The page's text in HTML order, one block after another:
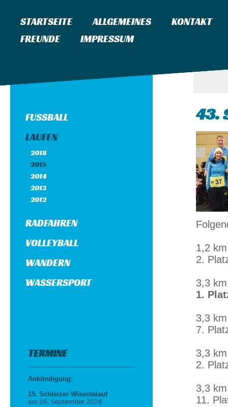
STARTSEITE ALLGEMEINES
KONTAKT
FREUNDE
IMPRESSUM
FUSSBALL
LAUFEN
2018
2015
2014
2013
2012
RADFAHREN
VOLLEYBALL
WANDERN
WASSERSPORT
TERMINE
Ankündigung:
15. Schleizer Wisentalauf
am 26. September 2026
43.
1,2
2.
3,3
1.
3,3
7.
3,3
2.
3,3
11.